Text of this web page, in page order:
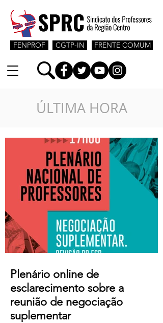
CGTP-IN
FENPROF FRENTE COMUM
ÚLTIMA HORA
Plenário online de
esclarecimento sobre a
reunião de negociação
suplementar